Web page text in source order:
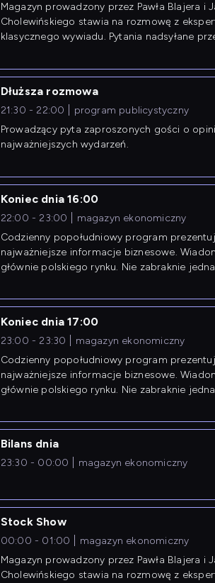
Magazyn prowadzony przez Pawła Blajera i
Cholewińskiego stawia na rozmowę z
klasycznego wywiadu. Pytania nadsyłane
Dłuższa rozmowa
21:30 - 22:00
program publicystyczny
Prowadzący pyta zaproszonych gości o
najważniejszych wydarzeń.
Koniec dnia 16:00
22:00 - 23:00
magazyn ekonomiczny
Codzienny popołudniowy program
najważniejsze informacje biznesowe.
głównie polskiego rynku. Nie zabraknie
Koniec dnia 17:00
23:00 - 23:30
magazyn ekonomiczny
Codzienny popołudniowy program
najważniejsze informacje biznesowe.
głównie polskiego rynku. Nie zabraknie
Bilans dnia
23:30 - 00:00 magazyn ekonomiczny
Stock Show
00:00 - 01:00
magazyn ekonomiczny
Magazyn prowadzony przez Pawła Blajera i
Cholewińskiego stawia na rozmowę z